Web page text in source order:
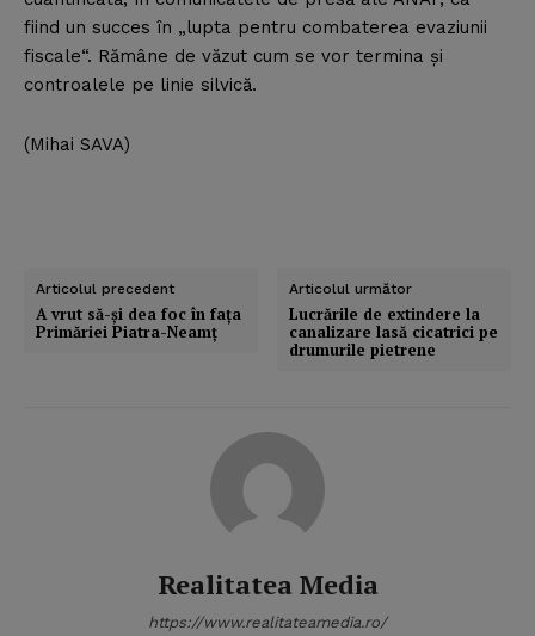
fiind un succes în „lupta pentru combaterea evaziunii
fiscale“. Rămâne de văzut cum se vor termina şi
controalele pe linie silvică.
(Mihai SAVA)
Articolul precedent
A vrut să-şi dea foc în faţa
Primăriei Piatra-Neamţ
Articolul următor
Lucrările de extindere la
canalizare lasă cicatrici pe
drumurile pietrene
Realitatea Media
https://www.realitateamedia.ro/